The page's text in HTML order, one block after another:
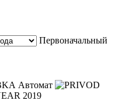
Первоначальный
Автомат
2019